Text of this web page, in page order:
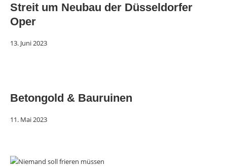
Streit um Neubau der Düsseldorfer
Oper
13. Juni 2023
Betongold & Bauruinen
11. Mai 2023